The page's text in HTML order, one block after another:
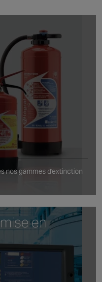
nos gammes d'extinction
en